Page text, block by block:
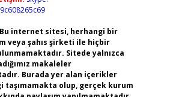
Bu internet sitesi, herhangi bir
veya şahıs şirketi ile hiçbir
Sitede yalnızca
makaleler
Burada yer alan içerikler
taşımamakta olup, gerçek kurum